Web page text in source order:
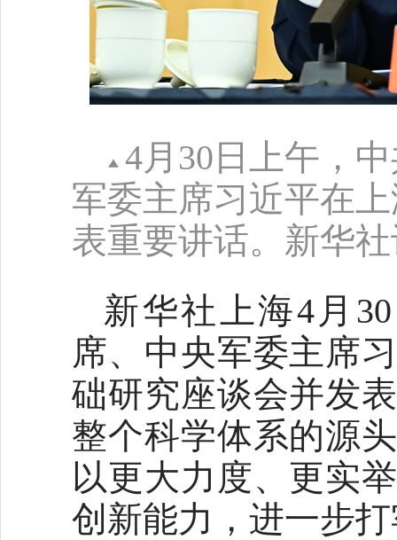
4月30日上午，
军委主席习近平在
表重要讲话。新华
新华社上海4月
席、中央军委主席
础研究座谈会并发
整个科学体系的源
以更大力度、更实
创新能力，进一步